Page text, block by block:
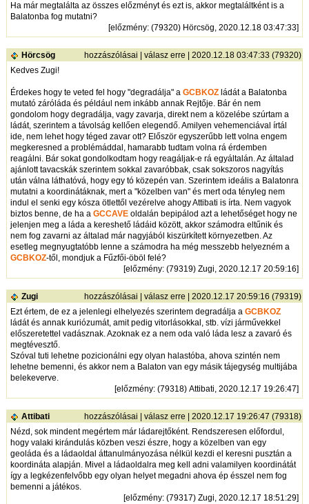
Ha már megtalálta az összes előzményt és ezt is, akkor megtaláltként is a
Balatonba fog mutatni?
[előzmény: (79320) Hörcsög, 2020.12.18 03:47:33]
Hörcsög hozzászólásai válasz erre | 2020.12.18 03:47:33 (79320)
Kedves Zugi!
Érdekes hogy te veted fel hogy "degradálja" a GCBKOZládát a Balatonba
mutató záróláda és például nem inkább annak Rejtője. Bár én nem
gondolom hogy degradálja, vagy zavarja, direkt nem a közelébe szúrtam a
ládát, szerintem a távolság kellően elegendő. Amilyen vehemenciával írtál
ide, nem lehet hogy téged zavar ott? Először egyszerűbb lett volna engem
megkeresned a problémáddal, hamarabb tudtam volna rá érdemben
reagálni. Bár sokat gondolkodtam hogy reagáljak-e rá egyáltalán. Az általad
ajánlott tavacskák szerintem sokkal zavaróbbak, csak sokszoros nagyítás
után válna láthatóvá, hogy egy tó közepén van. Szerintem ideális a Balatonra
mutatni a koordinátáknak, mert a "közelben van" és mert oda tényleg nem
indul el senki egy kósza ötlettől vezérelve ahogy Attibati is írta. Nem vagyok
biztos benne, de ha a GCCAVEoldalán bepipálod azt a lehetőséget hogy ne
jelenjen meg a láda a kereshető ládáid között, akkor számodra eltűnik és
nem fog zavarni az általad már nagyjából kiszürkített környezetben. Az
esetleg megnyugtatóbb lenne a számodra ha még messzebb helyezném a
GCBKOZ-től, mondjuk a Fűzfői-öböl felé?
[előzmény: (79319) Zugi, 2020.12.17 20:59:16]
Zugi hozzászólásai válasz erre | 2020.12.17 20:59:16 (79319)
Ezt értem, de ez a jelenlegi elhelyezés szerintem degradálja a GCBKOZ
ládát és annak kuriózumát, amit pedig vitorlásokkal, stb. vízi járművekkel
előszeretettel vadásznak. Azoknak ez a nem oda való láda lesz a zavaró és
megtévesztő.
Szóval tuti lehetne pozicionálni egy olyan halastóba, ahova szintén nem
lehetne bemenni, és akkor nem a Balaton van egy másik tájegység multijába
belekeverve.
[előzmény: (79318) Attibati, 2020.12.17 19:26:47]
Attibati hozzászólásai válasz erre | 2020.12.17 19:26:47 (79318)
Nézd, sok mindent megértem már ládarejtőként. Rendszeresen előfordul,
hogy valaki kirándulás közben veszi észre, hogy a közelben van egy
geoláda és a ládaoldal áttanulmányozása nélkül kezdi el keresni pusztán a
koordináta alapján. Mivel a ládaoldalra meg kell adni valamilyen koordinátát
így a legkézenfelvőbb egy olyan helyet megadni ahova ép ésszel nem fog
bemenni a játékos.
[előzmény: (79317) Zugi, 2020.12.17 18:51:29]